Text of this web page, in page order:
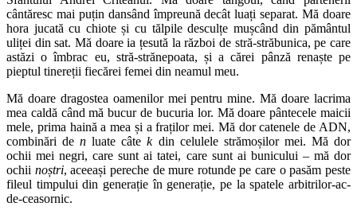
cântăresc mai puțin dansând împreună decât luați separat. Mă doare
hora jucată cu chiote și cu tălpile desculțe mușcând din pământul
uliței din sat. Mă doare ia țesută la război de stră-străbunica, pe care
astăzi o îmbrac eu, stră-strănepoata, și a cărei pânză renaște pe
pieptul tinereții fiecărei femei din neamul meu.
Mă doare dragostea oamenilor mei pentru mine. Mă doare lacrima
mea caldă când mă bucur de bucuria lor. Mă doare pântecele maicii
mele, prima haină a mea și a fraților mei. Mă dor catenele de ADN,
combinări den luate câtekdin celulele strămoșilor mei. Mă dor
ochii mei negri, care sunt ai tatei, care sunt ai bunicului – mă dor
ochii noștri, aceeași pereche de mure rotunde pe care o pasăm peste
fileul timpului din generație în generație, pe la spatele arbitrilor-ac-
de-ceasornic.